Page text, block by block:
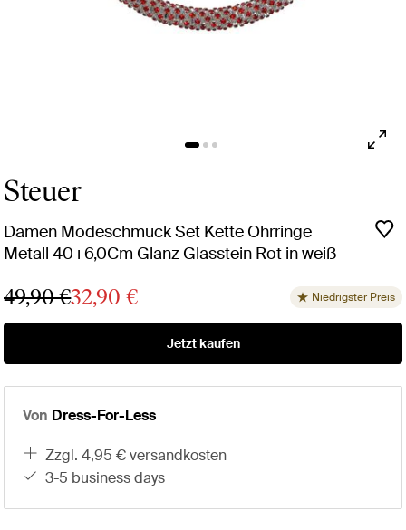
Steuer
Damen Modeschmuck Set Kette Ohrringe
Metall 40+6,0Cm Glanz Glasstein Rot in weiß
49,90 €32,90 € Niedrigster Preis
Jetzt kaufen
Von Dress-For-Less
zzgl. 4,95 € versandkosten
3-5 business days